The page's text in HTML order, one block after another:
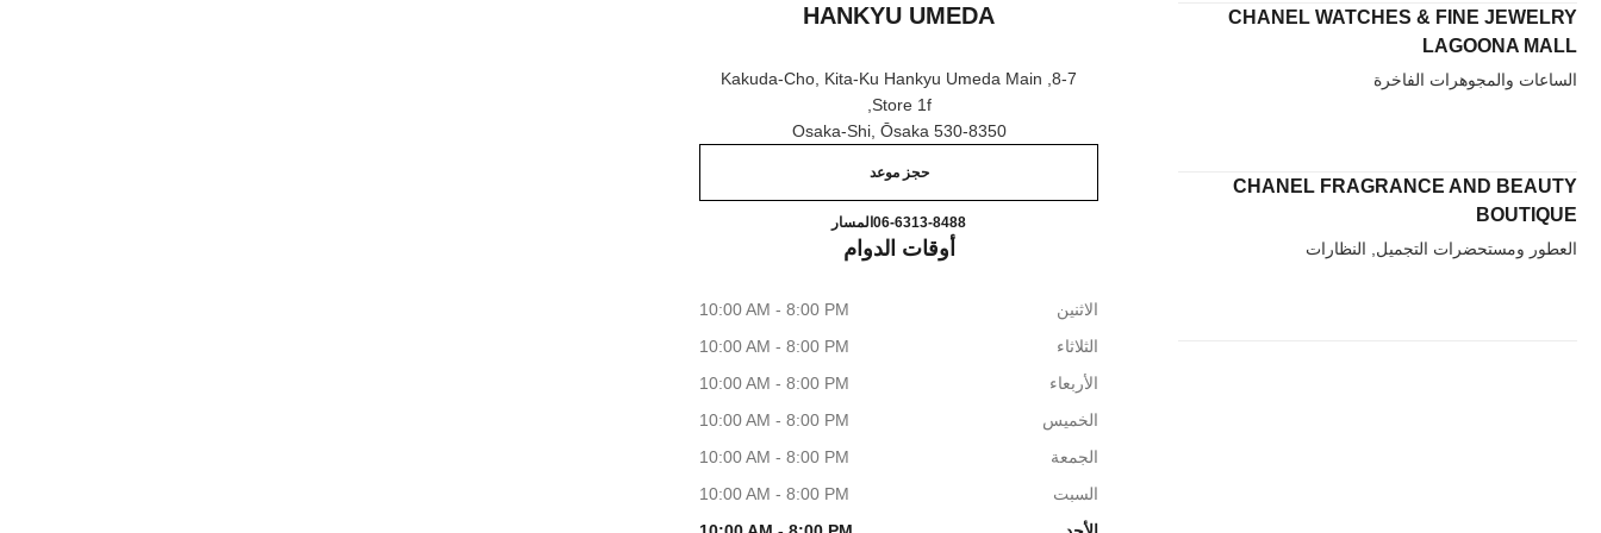
CHANEL WATCHES & FINE JEWELRY
LAGOONA MALL
الساعات والمجوهرات الفاخرة
CHANEL FRAGRANCE AND BEAUTY
BOUTIQUE
العطور ومستحضرات التجميل, النظارات
HANKYU UMEDA
8-7, Kakuda-Cho, Kita-Ku Hankyu Umeda Main
Store 1f,
530-8350 Osaka-Shi, Ōsaka
حجز موعد
اتصال
06-6313-8488 المسارCHANEL FINE JEWELRY BRIDAL HANKYU UMEDA
أوقات الدوام
الاثنين
10:00 AM - 8:00 PM
الثلاثاء
10:00 AM - 8:00 PM
الأربعاء
10:00 AM - 8:00 PM
الخميس
10:00 AM - 8:00 PM
الجمعة
10:00 AM - 8:00 PM
السبت
10:00 AM - 8:00 PM